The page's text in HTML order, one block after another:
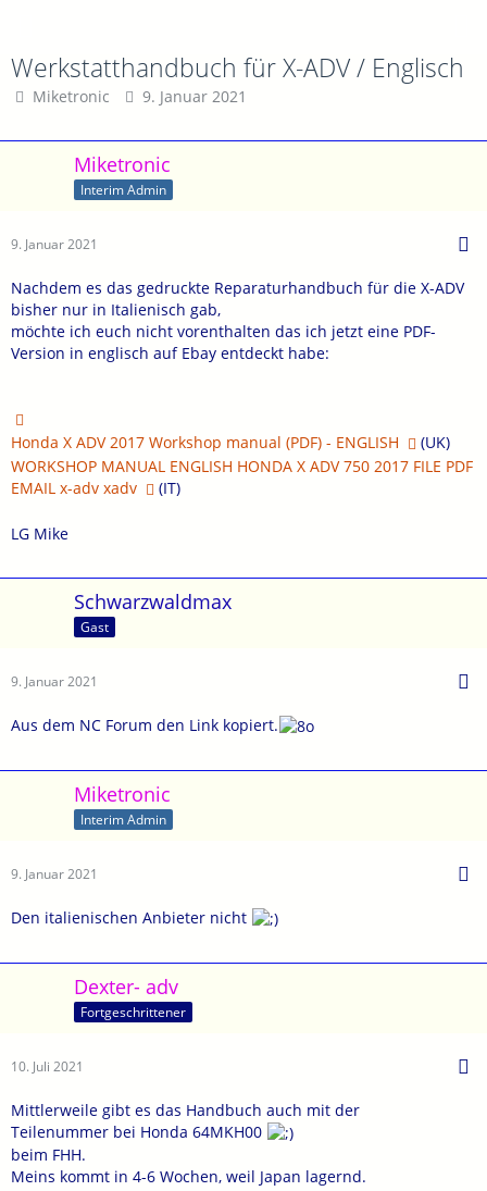
Werkstatthandbuch für X-ADV / Englisch
Miketronic 9. Januar 2021
Miketronic
Interim Admin
9. Januar 2021
Nachdem es das gedruckte Reparaturhandbuch für die X-ADV
bisher nur in Italienisch gab,
möchte ich euch nicht vorenthalten das ich jetzt eine PDF-
Version in englisch auf Ebay entdeckt habe:
Honda X ADV 2017 Workshop manual (PDF) - ENGLISH
(UK)
WORKSHOP MANUAL ENGLISH HONDA X ADV 750 2017 FILE PDF
EMAIL x-adv xadv
(IT)
LG Mike
Schwarzwaldmax
Gast
9. Januar 2021
Aus dem NC Forum den Link kopiert.
Miketronic
Interim Admin
9. Januar 2021
Den italienischen Anbieter nicht
Dexter- adv
Fortgeschrittener
10. Juli 2021
Mittlerweile gibt es das Handbuch auch mit der
Teilenummer bei Honda 64MKH00
beim FHH.
Meins kommt in 4-6 Wochen, weil Japan lagernd.